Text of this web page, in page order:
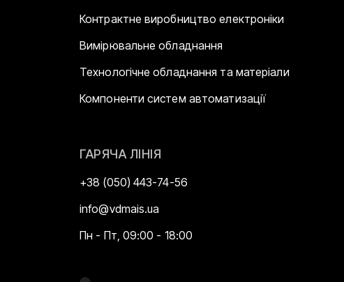
Контрактне виробництво електроніки
Вимірювальне обладнання
Технологічне обладнання та матеріали
Компоненти систем автоматизації
ГАРЯЧА ЛІНІЯ
+38 (050) 443-74-56
info@vdmais.ua
Пн - Пт, 09:00 - 18:00